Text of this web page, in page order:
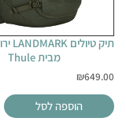
מבית Thule
₪649.00
הוספה לסל